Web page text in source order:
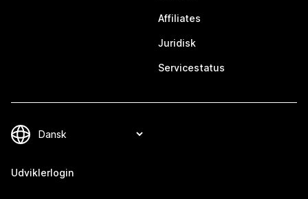
Affiliates
Juridisk
Servicestatus
Udviklerlogin